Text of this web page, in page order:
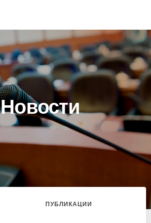
Новости
ПУБЛИКАЦИИ